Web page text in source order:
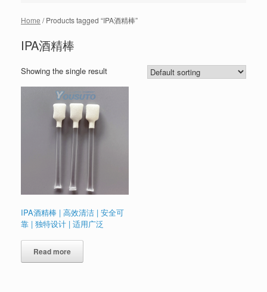
Home / Products tagged “IPA酒精棒”
IPA酒精棒
Showing the single result
IPA酒精棒 | 高效清洁 | 安全可
靠 | 独特设计 | 适用广泛
Read more